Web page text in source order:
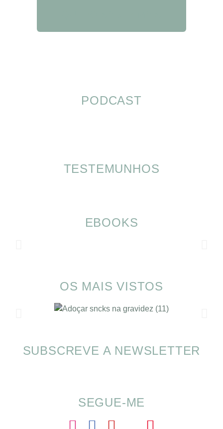
PODCAST
TESTEMUNHOS
EBOOKS
OS MAIS VISTOS
SOMP (SOP): 5 Ideias de Pequenos Almoços
SUBSCREVE A NEWSLETTER
SEGUE-ME